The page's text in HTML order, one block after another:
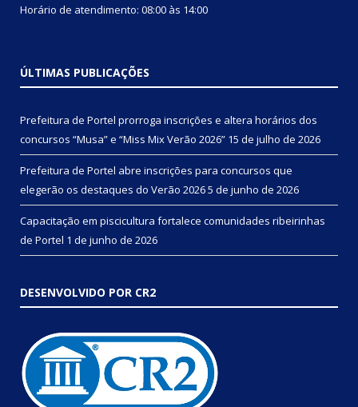
Horário de atendimento: 08:00 às 14:00
ÚLTIMAS PUBLICAÇÕES
Prefeitura de Portel prorroga inscrições e altera horários dos
concursos “Musa” e “Miss Mix Verão 2026” 15 de julho de 2026
Prefeitura de Portel abre inscrições para concursos que
elegerão os destaques do Verão 20265 de junho de 2026
Capacitação em piscicultura fortalece comunidades ribeirinhas
de Portel 1 de junho de 2026
DESENVOLVIDO POR CR2